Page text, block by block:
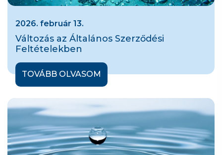
2026. február 13.
Változás az Általános Szerződési
Feltételekben
TOVÁBB OLVASOM